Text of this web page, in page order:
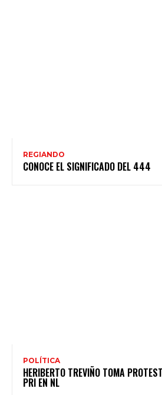
REGIANDO
CONOCE EL SIGNIFICADO DEL 444
POLÍTICA
HERIBERTO TREVIÑO TOMA
PRI EN NL